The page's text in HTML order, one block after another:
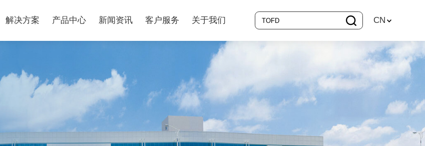
解决方案 产品中心 新闻资讯 客户服务 关于我们 CN